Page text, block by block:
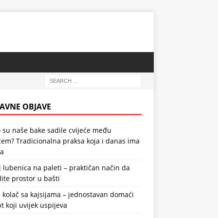
OBJAVE
su naše bake sadile cvijeće među
Tradicionalna praksa koja i danas ima
lubenica na paleti – praktičan način da
prostor u bašti
kolač sa kajsijama – jednostavan domaći
koji uvijek uspijeva